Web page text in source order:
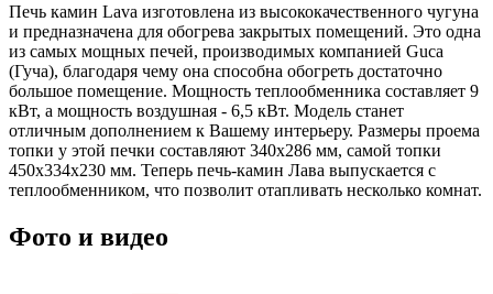
Печь камин Lava изготовлена из высококачественного чугуна
и предназначена для обогрева закрытых помещений. Это одна
из самых мощных печей, производимых компанией Guca
(Гуча), благодаря чему она способна обогреть достаточно
большое помещение. Мощность теплообменника составляет 9
кВт, а мощность воздушная - 6,5 кВт. Модель станет
отличным дополнением к Вашему интерьеру. Размеры проема
топки у этой печки составляют 340х286 мм, самой топки
450х334х230 мм. Теперь печь-камин Лава выпускается с
теплообменником, что позволит отапливать несколько комнат.
Фото и видео